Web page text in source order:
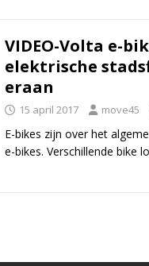
VIDEO-Volta e-
elektrische
eraan
15 april 2017 move45
E-bikes zijn over het
e-bikes. Verschillende bike